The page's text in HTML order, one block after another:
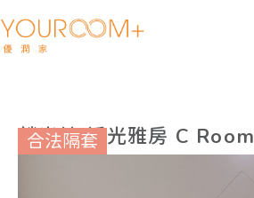
麟光站 採光雅房 C Room
合法隔套